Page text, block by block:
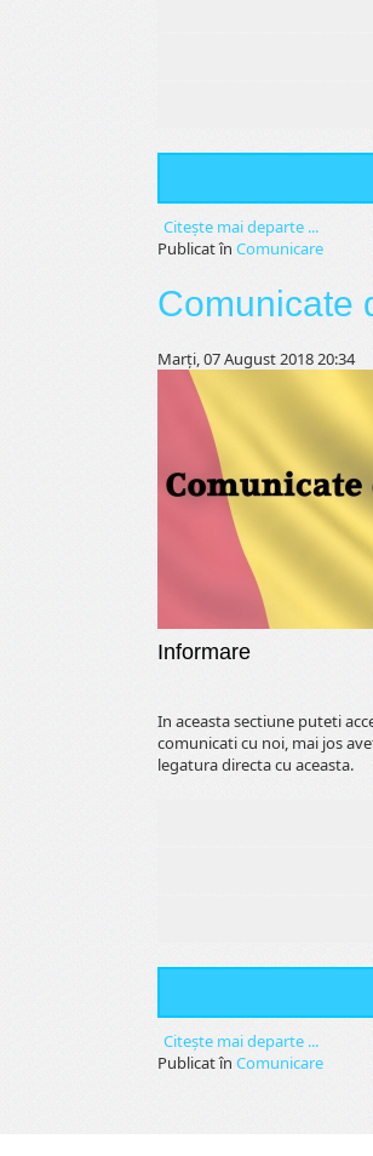
Citeşte mai departe ...
Publicat în Comunicare
Comunicate
Marți, 07 August 2018 20:34
Informare
In aceasta sectiune puteti
comunicati cu noi, mai jos
legatura directa cu aceasta.
Citeşte mai departe ...
Publicat în Comunicare